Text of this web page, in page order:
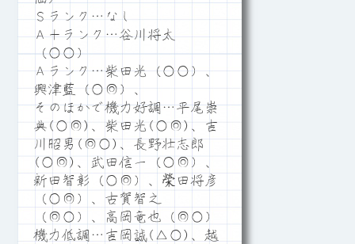
Ｓランク…なし
Ａ＋ランク…谷川将太
（○○）
Ａランク…柴田光（○○）、
興津藍（○◎）、
そのほかで機力好調…平尾崇
典(○◎)、柴田光(○◎)、吉
川昭男(◎○)、長野壮志郎
(○◎)、武田信一（○◎）、
新田智彰（○◎）、榮田将彦
（○◎）、古賀智之
（◎○）、高岡竜也（◎○）
機力低調…吉岡誠(△○)、越